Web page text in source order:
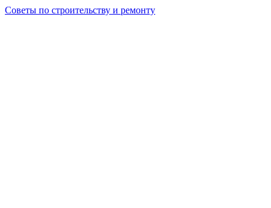
Советы по строительству и ремонту